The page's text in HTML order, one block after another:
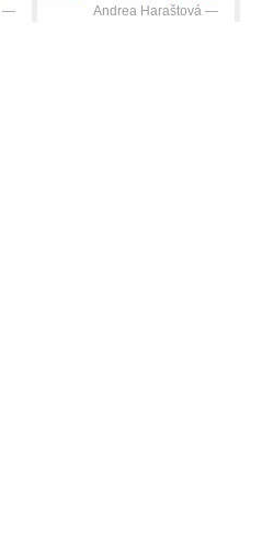
Andrea Haraštová